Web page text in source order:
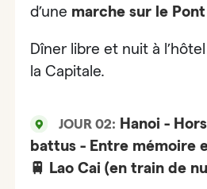
d’une marche sur le
Dîner libre et nuit à
la Capitale.
JOUR 02: Hanoi -
battus - Entre mémoire
🚆 Lao Cai (en train de